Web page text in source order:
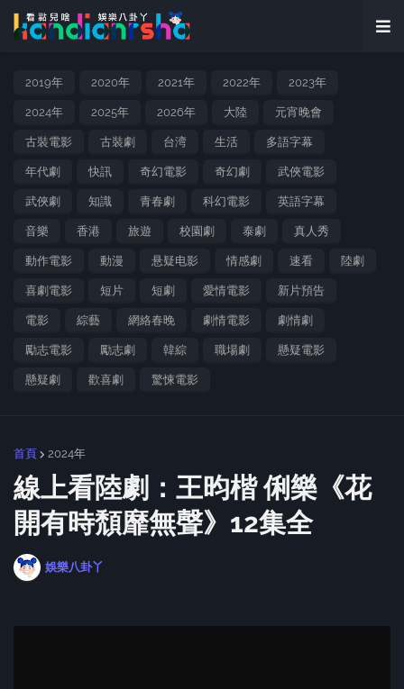
2019年 2020年 2021年 2022年 2023年
2024年 2025年 2026年 大陸 元宵晚會
古裝電影 古裝劇 台湾 生活 多語字幕
年代劇 快訊 奇幻電影 奇幻劇 武俠電影
武俠劇 知識 青春劇 科幻電影 英語字幕
音樂 香港 旅遊 校園劇 泰劇 真人秀
動作電影 動漫 悬疑电影 情感劇 速看 陸劇
喜劇電影 短片 短劇 愛情電影 新片預告
電影 綜藝 網絡春晚 劇情電影 劇情劇
勵志電影 勵志劇 韓綜 職場劇 懸疑電影
懸疑劇 歡喜劇 驚悚電影
首頁 2024年
線上看陸劇：王昀楷 俐樂《花
開有時頹靡無聲》12集全
娛樂八卦丫